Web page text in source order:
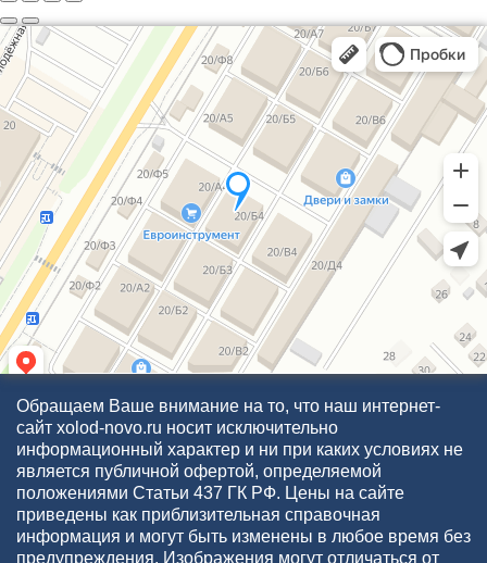
Обращаем Ваше внимание на то, что наш интернет-
сайт xolod-novo.ru носит исключительно
информационный характер и ни при каких условиях не
является публичной офертой, определяемой
положениями Статьи 437 ГК РФ. Цены на сайте
приведены как приблизительная справочная
информация и могут быть изменены в любое время без
предупреждения. Изображения могут отличаться от